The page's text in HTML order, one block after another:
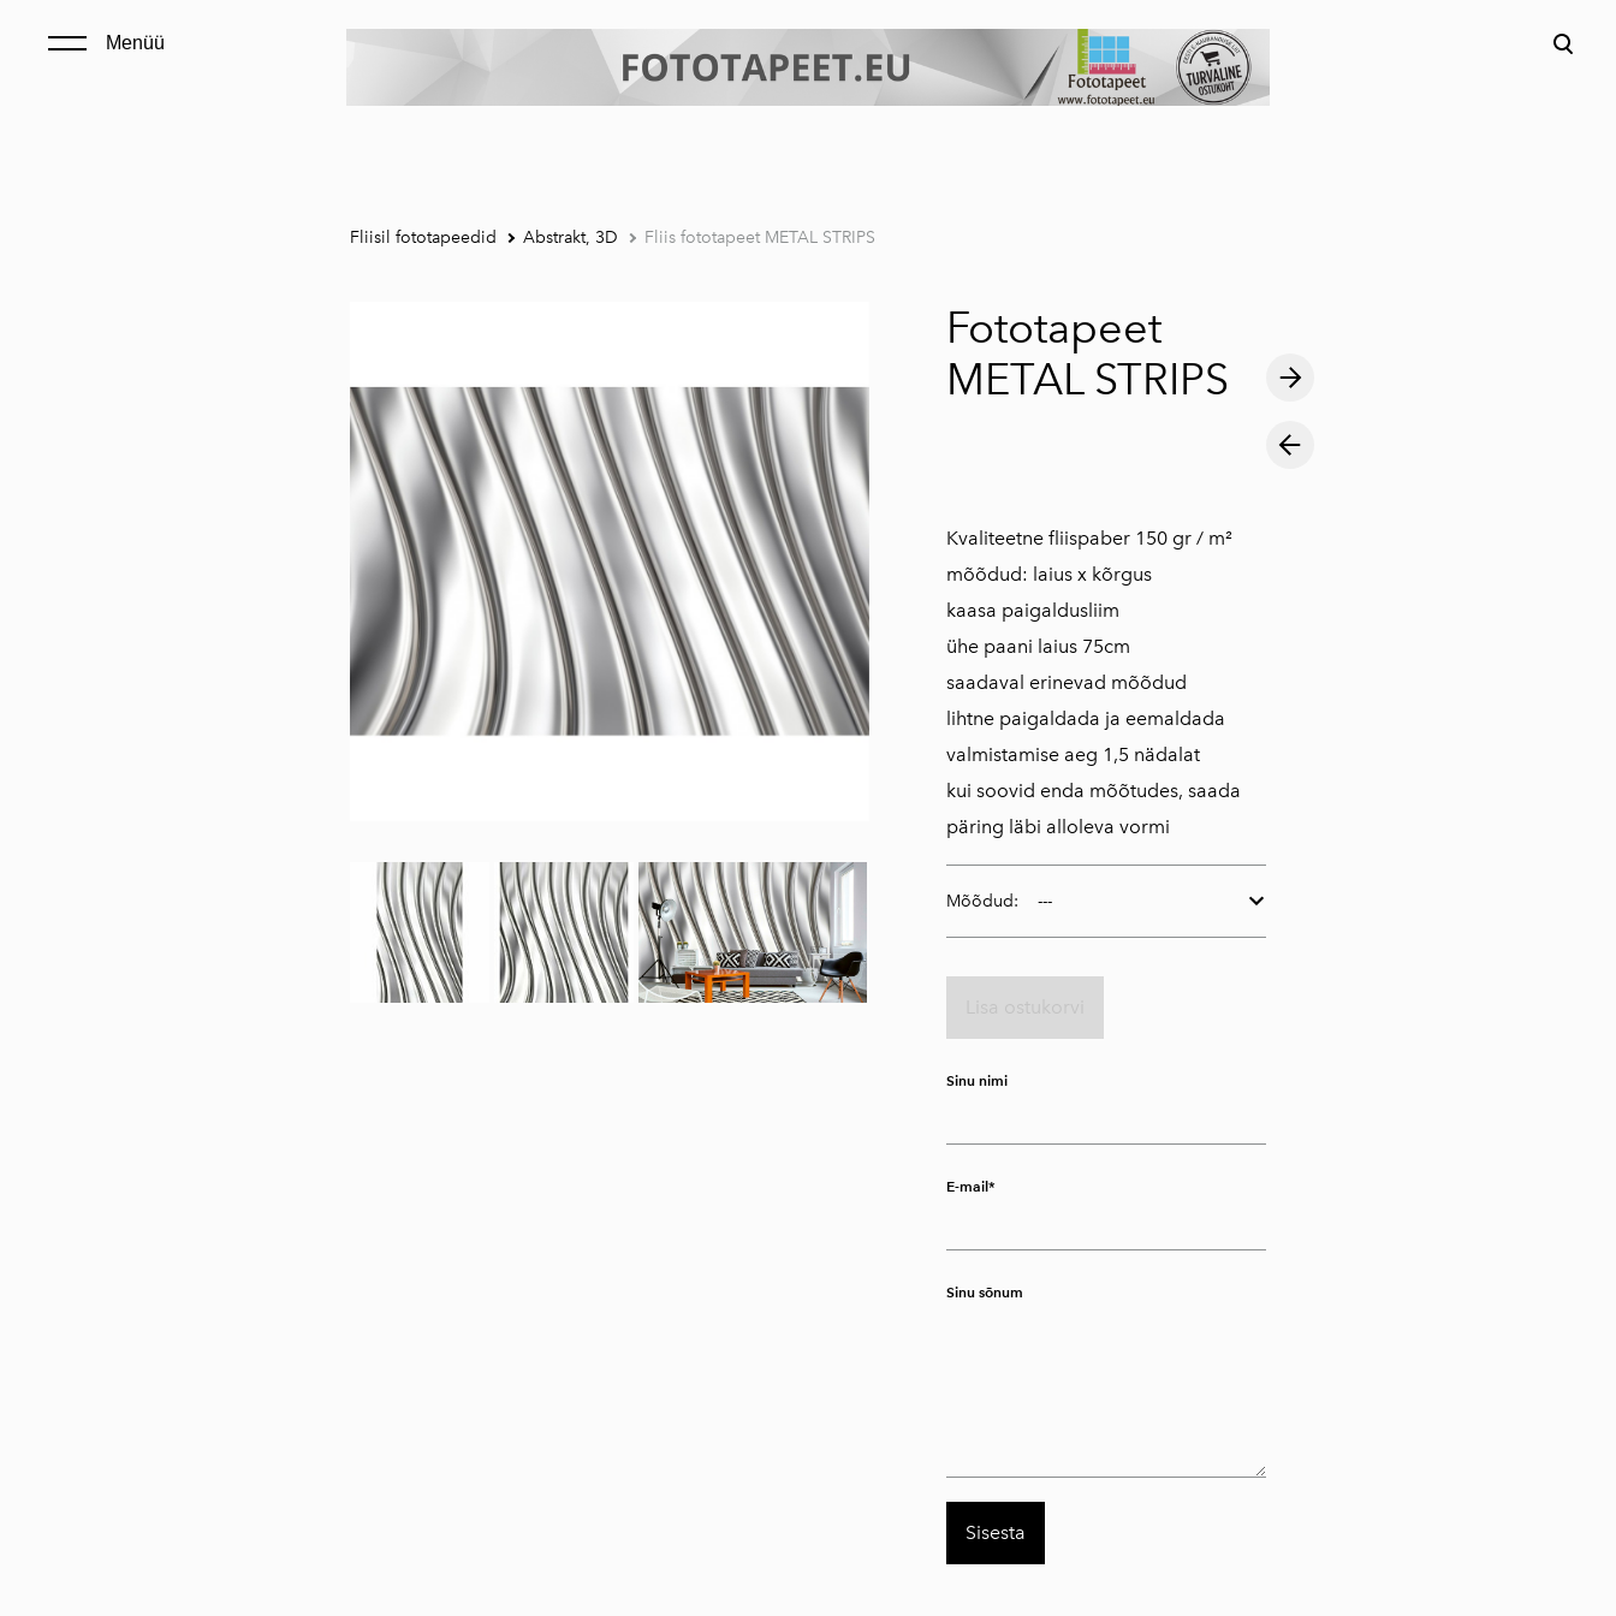
Menüü
lisati ostukorvi.
Fliisil fototapeedid Abstrakt, 3D Fliis fototapeet METAL STRIPS
Fototapeet
METAL STRIPS
Kvaliteetne fliispaber 150 gr / m²
mõõdud: laius x kõrgus
kaasa paigaldusliim
ühe paani laius 75cm
saadaval erinevad mõõdud
lihtne paigaldada ja eemaldada
valmistamise aeg 1,5 nädalat
kui soovid enda mõõtudes, saada
päring läbi alloleva vormi
Mõõdud:
Sinu nimi
E-mail
Sinu sõnum